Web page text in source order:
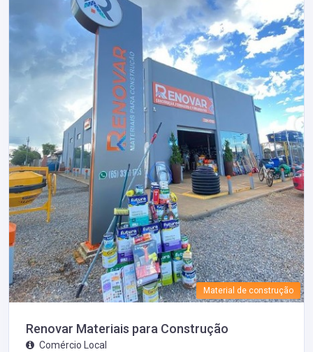
Material de construção
Renovar Materiais para Construção
Comércio Local